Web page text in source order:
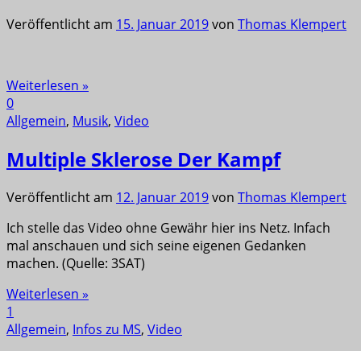
Veröffentlicht am 15. Januar 2019von Thomas Klempert
Weiterlesen »
0
Allgemein, Musik, Video
Multiple Sklerose Der Kampf
Veröffentlicht am 12. Januar 2019von Thomas Klempert
Ich stelle das Video ohne Gewähr hier ins Netz. Infach
mal anschauen und sich seine eigenen Gedanken
machen. (Quelle: 3SAT)
Weiterlesen »
1
Allgemein, Infos zu MS, Video